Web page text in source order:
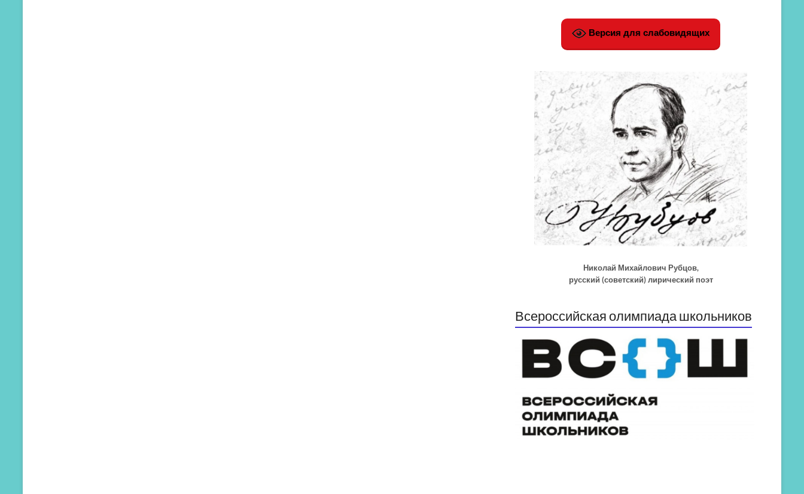
Версия для слабовидящих
Николай Михайлович Рубцов,
русский (советский) лирический поэт
Всероссийская олимпиада школьников